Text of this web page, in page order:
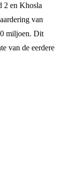
2 en Khosla
van
miljoen. Dit
van de eerdere